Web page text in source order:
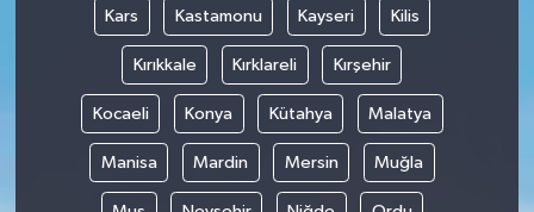
Kars Kastamonu Kayseri Kilis
Kırıkkale Kırklareli Kırşehir
Kocaeli Konya Kütahya Malatya
Manisa Mardin Mersin Muğla